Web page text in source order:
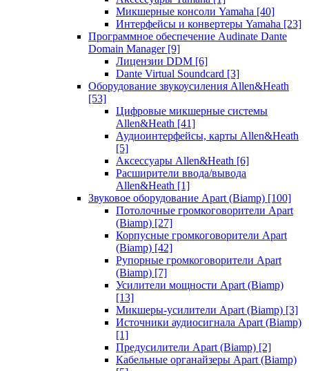
Микшерные консоли Yamaha [40]
Интерфейсы и конвертеры Yamaha [23]
Программное обеспечение Audinate Dante
Domain Manager [9]
Лицензии DDM [6]
Dante Virtual Soundcard [3]
Оборудование звукоусиления Allen&Heath
[53]
Цифровые микшерные системы
Allen&Heath [41]
Аудиоинтерфейсы, карты Allen&Heath
[5]
Аксессуары Allen&Heath [6]
Расширители ввода/вывода
Allen&Heath [1]
Звуковое оборудование Apart (Biamp) [100]
Потолочные громкоговорители Apart
(Biamp) [27]
Корпусные громкоговорители Apart
(Biamp) [42]
Рупорные громкоговорители Apart
(Biamp) [7]
Усилители мощности Apart (Biamp)
[13]
Микшеры-усилители Apart (Biamp) [3]
Источники аудиосигнала Apart (Biamp)
[1]
Предусилители Apart (Biamp) [2]
Кабельные органайзеры Apart (Biamp)